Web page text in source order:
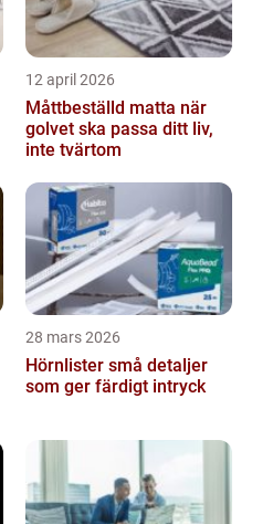
12 april 2026
Måttbeställd matta när
golvet ska passa ditt liv,
inte tvärtom
28 mars 2026
Hörnlister små detaljer
som ger färdigt intryck